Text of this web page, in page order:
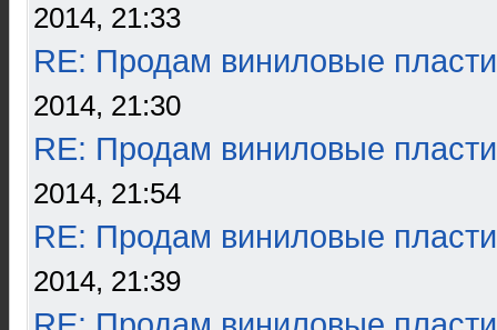
2014, 21:33
RE: Продам виниловые
2014, 21:30
RE: Продам виниловые
2014, 21:54
RE: Продам виниловые
2014, 21:39